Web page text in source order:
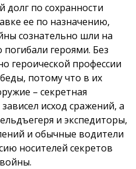
долг по сохранности
ее по назначению,
сознательно шли на
героями. Без
героической профессии
потому что в их
– секретная
исход сражений, а
и экспедиторы,
и обычные водители
носителей секретов